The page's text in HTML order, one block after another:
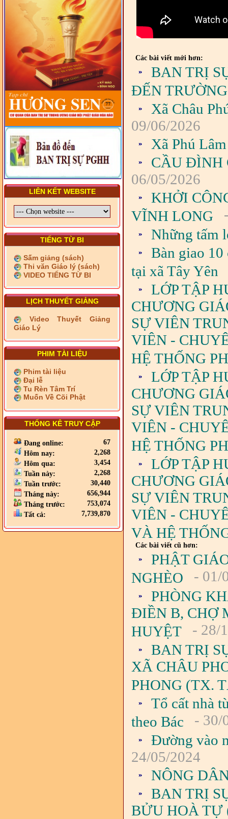
DIỆN TỈNH VÀ GIÁO LÝ
VIÊN - CHUYÊN ĐỀ: NHỮNG
VẤN ĐỀ CHUNG VỀ PHÁP
LUẬT VÀ HỆ THỐNG PHÁP
LUẬT VIỆT NAM
- LỚP TẬP HUẤN LỊCH SỬ,
PHÁP LUẬT VIỆT NAM VÀ
HIẾN CHƯƠNG GIÁO HỘI
PGHH NHIỆM KỲ VI (2024-
2029) CHO TRỊ SỰ VIÊN
TRUNG ƯƠNG, BAN ĐẠI
DIỆN TỈNH VÀ GIÁO LÝ
VIÊN - CHUYÊN ĐỀ: SỰ RA
ĐỜI, BẢN CHẤT, CHỨC
NĂNG VÀ HÌNH THỨC CỦA
NƯỚC CHXHCN VIỆT NAM
LIÊN KẾT WEBSITE
TIẾNG TỪ BI
Sấm giảng (sách)
Thi văn Giáo lý (sách)
VIDEO TIẾNG TỪ BI
LỊCH THUYẾT GIẢNG
Video Thuyết Giảng
Giáo Lý
PHIM TÀI LIỆU
Phim tài liệu
Đại lễ
Tu Rèn Tâm Trí
Muốn Về Cõi Phật
THỐNG KÊ TRUY CẬP
Đang online:
67
Hôm nay:
2,268
Hôm qua:
3,454
Tuần này:
2,268
Tuần trước:
30,440
Tháng này:
656,944
Tháng trước:
753,074
Tất cả:
7,739,870
Các bài viết mới hơn:
BAN TRỊ
ĐẾN TRƯỜNG
Xã Châu
09/06/2026
Xã Phú
CẦU ĐÌNH
06/05/2026
KHỞI
VĨNH LONG
Những tấm
Bàn giao 10
tại xã Tây Yên
LỚP TẬP
CHƯƠNG
SỰ VIÊN
VIÊN -
HỆ THỐNG
LỚP TẬP
CHƯƠNG
SỰ VIÊN
VIÊN -
HỆ THỐNG
LỚP TẬP
CHƯƠNG
SỰ VIÊN
VIÊN -
VÀ HỆ
Các bài viết cũ hơn:
PHẬT
NGHÈO
- 01/
PHÒNG
ĐIỀN B, CHỢ
HUYỆT
- 28/
BAN TRỊ
XÃ CHÂU
PHONG (TX.
Tổ cất nhà
theo Bác
- 30/
Đường vào
24/05/2024
NÔNG
BAN TRỊ
BỬU HOÀ TỰ